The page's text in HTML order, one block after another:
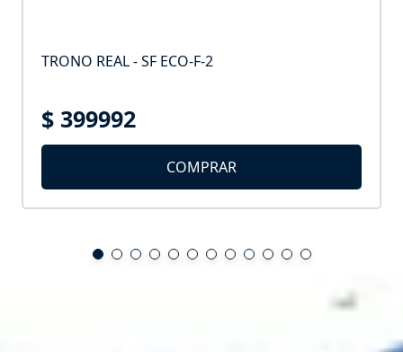
TRONO REAL - SF ECO-F-2
$ 399992
COMPRAR